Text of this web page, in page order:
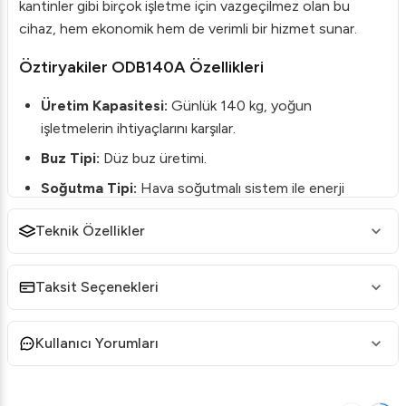
kantinler gibi birçok işletme için vazgeçilmez olan bu
cihaz, hem ekonomik hem de verimli bir hizmet sunar.
Öztiryakiler ODB140A Özellikleri
Üretim Kapasitesi: Günlük 140 kg, yoğun
işletmelerin ihtiyaçlarını karşılar.
Buz Tipi: Düz buz üretimi.
Soğutma Tipi: Hava soğutmalı sistem ile enerji
tasarrufu sağlar.
Gaz Tipi:Çevre dostu R452A gaz kullanımı.
Öztiryakiler ODB140A Teknik Detayları
Güç:1400 W
Amper: 16A
Teknik Özellikler
Taksit Seçenekleri
Kullanıcı Yorumları